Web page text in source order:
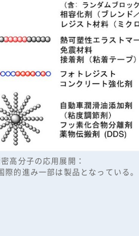
高分子の応用展開：
際的進み一部は製品となっている。